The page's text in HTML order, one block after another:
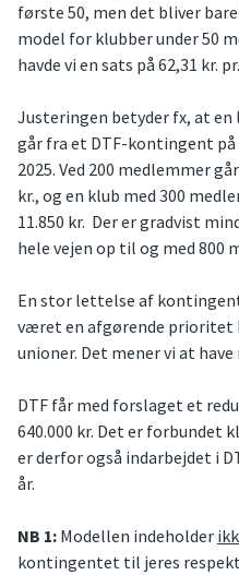
første 50, men det bliver
model for klubber under 50
havde vi en sats på 62,31 kr.
Justeringen betyder fx, at
går fra et DTF-kontingent på
2025. Ved 200 medlemmer
kr., og en klub med 300
11.850 kr. Der er gradvist
hele vejen op til og med 800
En stor lettelse af
været en afgørende prioritet
unioner. Det mener vi at
DTF får med forslaget et
640.000 kr. Det er forbundet
er derfor også indarbejdet i
år.
NB 1: Modellen indeholder
kontingentet til jeres